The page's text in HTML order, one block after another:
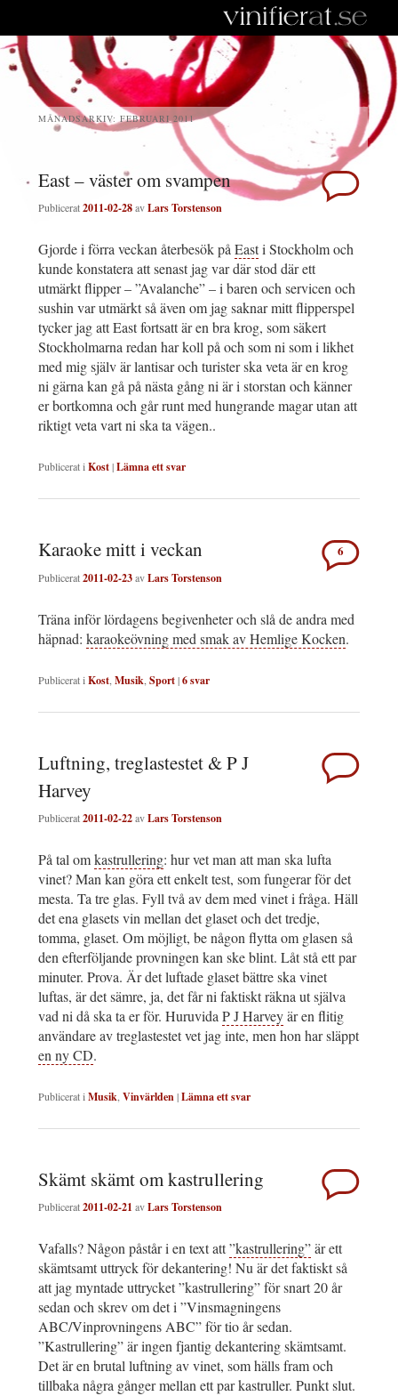
MÅNADSARKIV:FEBRUARI 2011
East – väster om svampen
Publicerat2011-02-28avLars Torstenson
Gjorde i förra veckan återbesök påEasti Stockholm och
kunde konstatera att senast jag var där stod där ett
utmärkt flipper – ”Avalanche” – i baren och servicen och
sushin var utmärkt så även om jag saknar mitt flipperspel
tycker jag att East fortsatt är en bra krog, som säkert
Stockholmarna redan har koll på och som ni som i likhet
med mig själv är lantisar och turister ska veta är en krog
ni gärna kan gå på nästa gång ni är i storstan och känner
er bortkomna och går runt med hungrande magar utan att
riktigt veta vart ni ska ta vägen..
Publicerat iKost|Lämna ett svar
Karaoke mitt i veckan
Publicerat2011-02-23avLars Torstenson
6
Träna inför lördagens begivenheter och slå de andra med
häpnad: karaokeövning med smak av Hemlige Kocken.
Publicerat i Kost Musik Sport|6svar
Luftning, treglastestet & P J
Harvey
Publicerat2011-02-22avLars Torstenson
På tal omkastrullering: hur vet man att man ska lufta
vinet? Man kan göra ett enkelt test, som fungerar för det
mesta. Ta tre glas. Fyll två av dem med vinet i fråga. Häll
det ena glasets vin mellan det glaset och det tredje,
tomma, glaset. Om möjligt, be någon flytta om glasen så
den efterföljande provningen kan ske blint. Låt stå ett par
minuter. Prova. Är det luftade glaset bättre ska vinet
luftas, är det sämre, ja, det får ni faktiskt räkna ut själva
vad ni då ska ta er för. Huruvida P J Harveyär en flitig
användare av treglastestet vet jag inte, men hon har släppt
en ny CD.
Publicerat i Musik Vinvärlden|Lämna ett svar
Skämt skämt om kastrullering
Publicerat2011-02-21 avLars Torstenson
Vafalls? Någon påstår i en text att”kastrullering”är ett
skämtsamt uttryck för dekantering! Nu är det faktiskt så
att jag myntade uttrycket ”kastrullering” för snart 20 år
sedan och skrev om det i ”Vinsmagningens
ABC/Vinprovningens ABC” för tio år sedan.
”Kastrullering” är ingen fjantig dekantering skämtsamt.
Det är en brutal luftning av vinet, som hälls fram och
tillbaka några gånger mellan ett par kastruller. Punkt slut.